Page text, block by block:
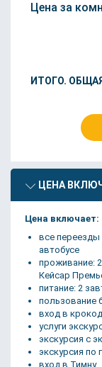
Цена за
ИТОГО.
ЦЕНА
Цена включает:
все
автобусе
проживание:
Кейсар
питание: 2
пользование
вход в
услуги
экскурсия с
экскурсия по
вход в Тимну